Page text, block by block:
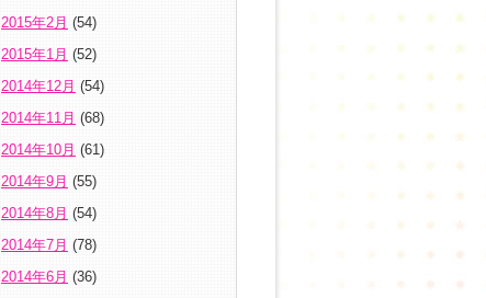
2015年2月 (54)
2015年1月 (52)
2014年12月 (54)
2014年11月 (68)
2014年10月 (61)
2014年9月 (55)
2014年8月 (54)
2014年7月 (78)
2014年6月 (36)